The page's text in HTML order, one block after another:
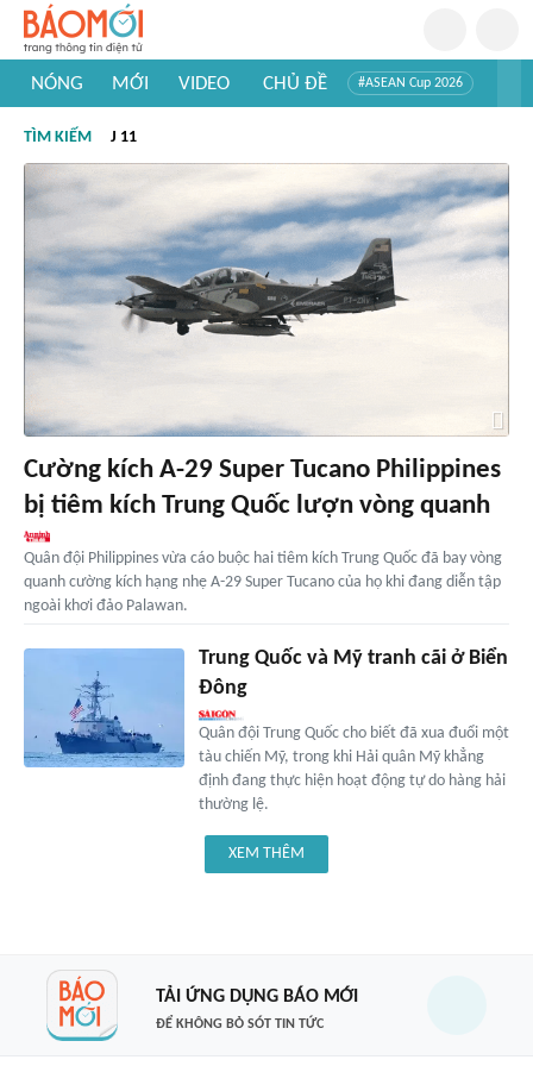
NÓNG MỚI VIDEO CHỦ ĐỀ #ASEAN Cup 2026
#Khám phá thế giới
TÌM KIẾM J 11
Cường kích A-29 Super Tucano Philippines
bị tiêm kích Trung Quốc lượn vòng quanh
Quân đội Philippines vừa cáo buộc hai tiêm kích Trung Quốc đã bay vòng
quanh cường kích hạng nhẹ A-29 Super Tucano của họ khi đang diễn tập
ngoài khơi đảo Palawan.
Trung Quốc và Mỹ tranh cãi ở Biển
Đông
Quân đội Trung Quốc cho biết đã xua đuổi một
tàu chiến Mỹ, trong khi Hải quân Mỹ khẳng
định đang thực hiện hoạt động tự do hàng hải
thường lệ.
XEM THÊM
TẢI ỨNG DỤNG BÁO MỚI
ĐỂ KHÔNG BỎ SÓT TIN TỨC